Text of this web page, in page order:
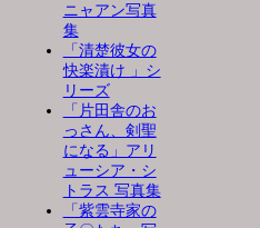
ニャアン写真
集
「清楚彼女の
快楽漬け 」シ
リーズ
「片田舎のお
っさん、剣聖
になる」アリ
ューシア・シ
トラス 写真集
「紫雲寺家の